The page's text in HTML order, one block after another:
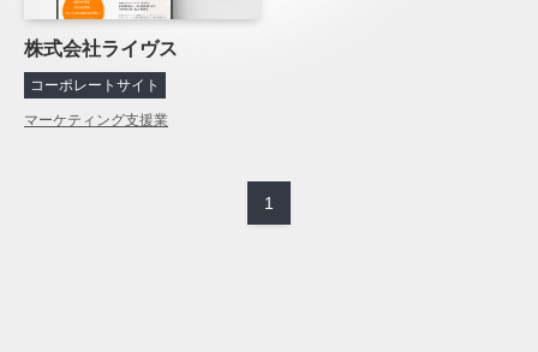
株式会社ライヴス
コーポレートサイト
マーケティング支援業
1